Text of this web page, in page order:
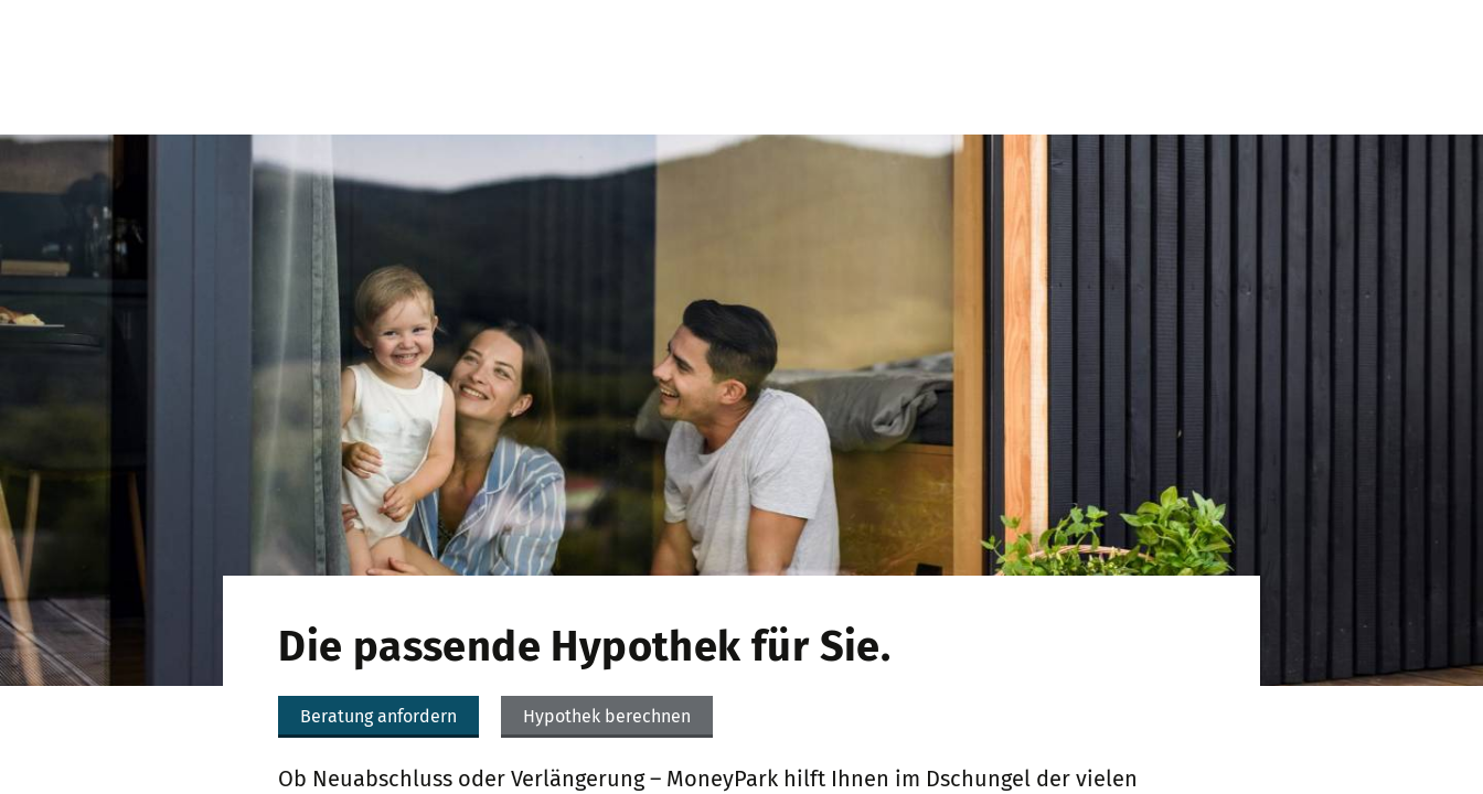
Die passende Hypothek für Sie.
Beratung anfordern Hypothek berechnen
Ob Neuabschluss oder Verlängerung – MoneyPark hilft Ihnen im Dschungel der vielen